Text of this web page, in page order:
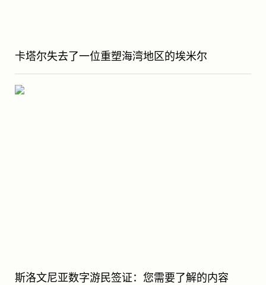
卡塔尔失去了一位重塑海湾地区的埃米尔
斯洛文尼亚数字游民签证：您需要了解的内容